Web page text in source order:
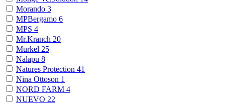
Morando 3
MPBergamo 6
MPS 4
Mr.Kranch 20
Murkel 25
Nalapu 8
Natures Protection 41
Nina Ottoson 1
NORD FARM 4
NUEVO 22